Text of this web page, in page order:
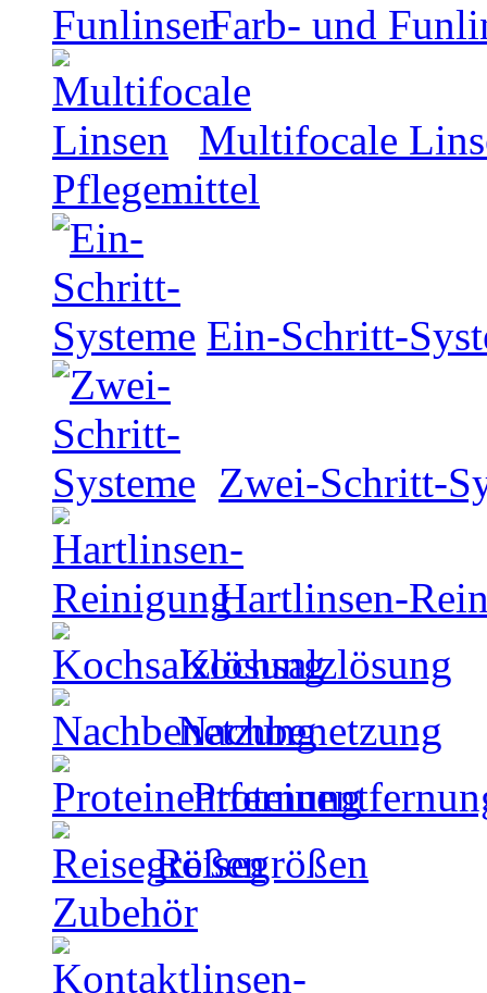
Farb- und
Multifocale
Pflegemittel
Ein-Schritt-
Zwei-Schritt-
Hartlinsen-
Kochsalzlösung
Nachbenetzung
Reisegrößen
Zubehör